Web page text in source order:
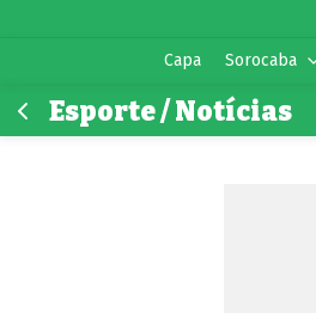
Capa Sorocaba
Esporte / Notícias